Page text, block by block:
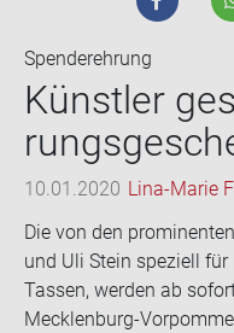
Spenderehrung
Künst­ler
10.01.2020 Lina-Marie
Die von den
und Uli Stein spe­zi­ell
Tas­sen, wer­den ab
Mecklenburg-​